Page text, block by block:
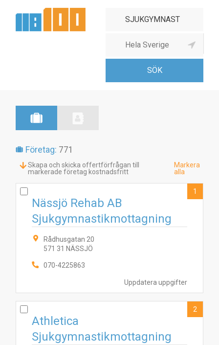
Sjukgymnastmottagning
Företag: 771
Skapa och skicka offertförfrågan till
markerade företag kostnadsfritt
Markera
alla
Uppdatera uppgifter
Nässjö Rehab AB
Sjukgymnastikmottagning
Rådhusgatan 20
571 31 NÄSSJÖ
070-4225863
1
Athletica
Sjukgymnastikmottagning
2